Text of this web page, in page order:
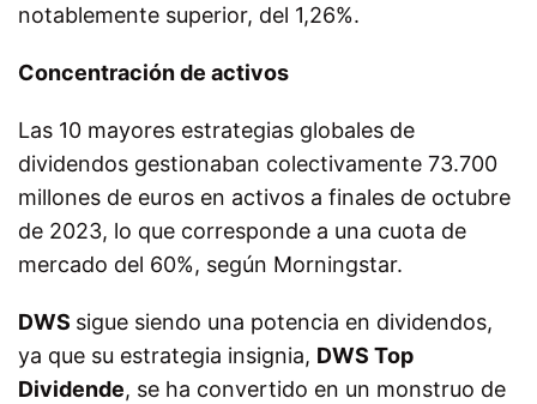
notablemente superior, del 1,26%.
Concentración de activos
Las 10 mayores estrategias globales de
dividendos gestionaban colectivamente 73.700
millones de euros en activos a finales de octubre
de 2023, lo que corresponde a una cuota de
mercado del 60%, según Morningstar.
DWS sigue siendo una potencia en dividendos,
ya que su estrategia insignia, DWS Top
Dividende, se ha convertido en un monstruo de